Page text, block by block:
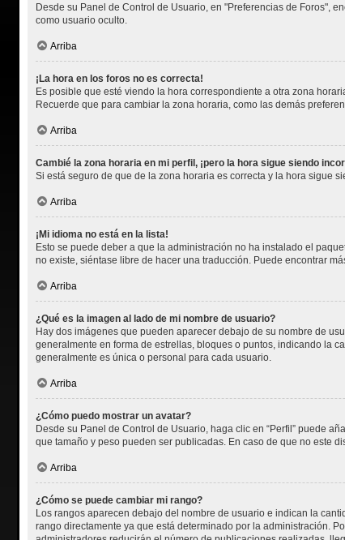
Desde su Panel de Control de Usuario, en "Preferencias de Foros",
como usuario oculto.
Arriba
¡La hora en los foros no es correcta!
Es posible que esté viendo la hora correspondiente a otra zona
Recuerde que para cambiar la zona horaria, como las demás
Arriba
Cambié la zona horaria en mi perfil, ¡pero la hora sigue siendo
Si está seguro de que de la zona horaria es correcta y la hora sigue
Arriba
¡Mi idioma no está en la lista!
Esto se puede deber a que la administración no ha instalado el
no existe, siéntase libre de hacer una traducción. Puede encontrar
Arriba
¿Qué es la imagen al lado de mi nombre de usuario?
Hay dos imágenes que pueden aparecer debajo de su nombre de
generalmente en forma de estrellas, bloques o puntos, indicando la
generalmente es única o personal para cada usuario.
Arriba
¿Cómo puedo mostrar un avatar?
Desde su Panel de Control de Usuario, haga clic en “Perfil” puede
que tamaño y peso pueden ser publicadas. En caso de que no este
Arriba
¿Cómo se puede cambiar mi rango?
Los rangos aparecen debajo del nombre de usuario e indican la
rango directamente ya que está determinado por la administración.